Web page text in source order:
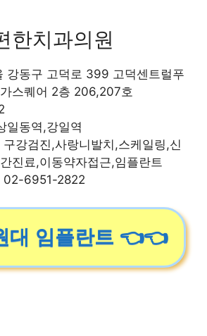
한치과의원
강동구 고덕로 399 고덕센트럴푸
스퀘어 2층 206,207호
일동역,강일역
구강검진,사랑니발치,스케일링,신
진료,이동약자접근,임플란트
02-6951-2822
대 임플란트 👈👈